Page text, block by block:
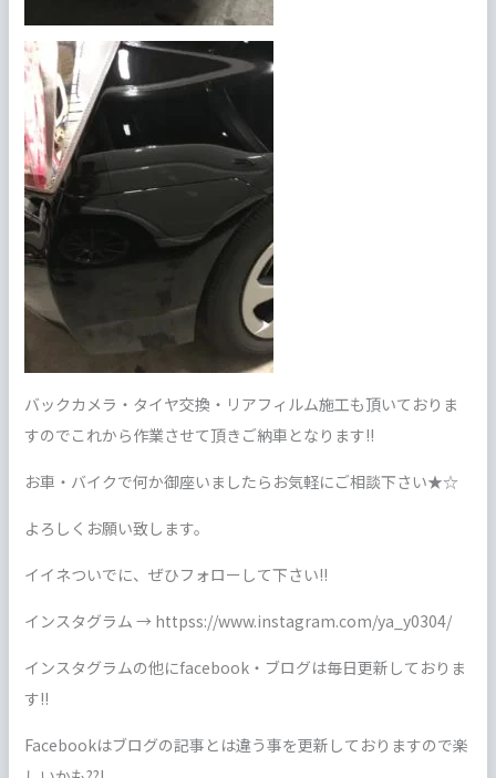
バックカメラ・タイヤ交換・リアフィルム施工も頂いておりま
すのでこれから作業させて頂きご納車となります!!
お車・バイクで何か御座いましたらお気軽にご相談下さい★☆
よろしくお願い致します。
イイネついでに、ぜひフォローして下さい!!
インスタグラム → httpss://www.instagram.com/ya_y0304/
インスタグラムの他にfacebook・ブログは毎日更新しておりま
す!!
Facebookはブログの記事とは違う事を更新しておりますので楽